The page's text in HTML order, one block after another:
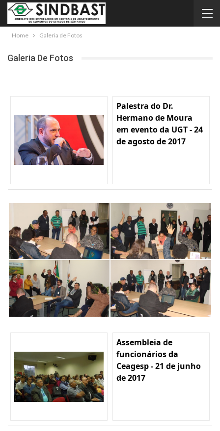
Home Galeria de Fotos
Galeria De Fotos
Palestra do Dr.
Hermano de Moura
em evento da UGT - 24
de agosto de 2017
Assembleia de
funcionários da
Ceagesp - 21 de junho
de 2017